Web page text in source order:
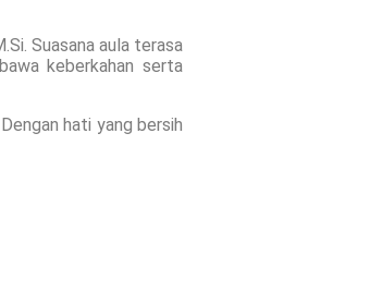
Suasana aula terasa
keberkahan serta
hati yang bersih